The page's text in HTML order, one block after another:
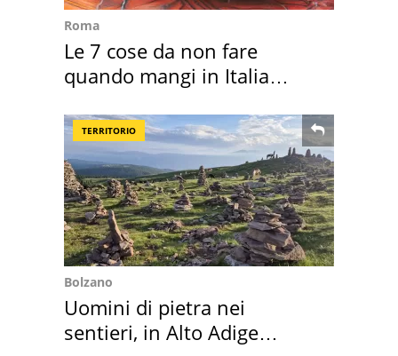
Roma
Le 7 cose da non fare
quando mangi in Italia
TERRITORIO
Bolzano
Uomini di pietra nei
sentieri, in Alto Adige